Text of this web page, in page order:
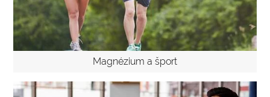
Magnézium a šport